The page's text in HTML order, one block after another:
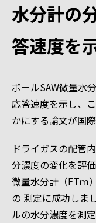
水分計の
答速度を
ボールSAW微量水
応答速度を示し、
かにする論文が国
ドライガスの配管
分濃度の変化を評
微量水分計（FTｍ
の 測定に成功しま
ルの水分濃度を測